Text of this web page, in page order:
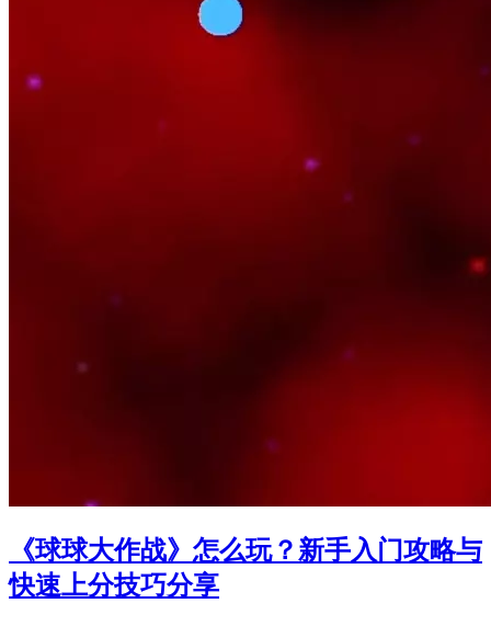
《球球大作战》怎么玩？新手入门攻略与
快速上分技巧分享